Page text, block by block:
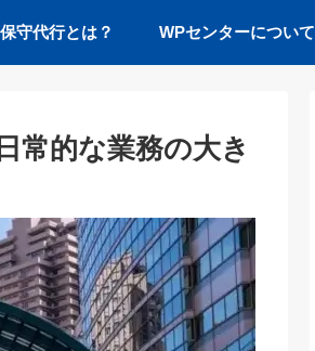
守代行とは？ WPセンターについて
常的な業務の大き